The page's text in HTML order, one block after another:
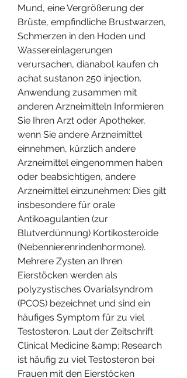
Mund, eine Vergrößerung der
Brüste, empfindliche Brustwarzen,
Schmerzen in den Hoden und
Wassereinlagerungen
verursachen, dianabol kaufen ch
achat sustanon 250 injection.
Anwendung zusammen mit
anderen Arzneimitteln Informieren
Sie Ihren Arzt oder Apotheker,
wenn Sie andere Arzneimittel
einnehmen, kürzlich andere
Arzneimittel eingenommen haben
oder beabsichtigen, andere
Arzneimittel einzunehmen: Dies gilt
insbesondere für orale
Antikoagulantien (zur
Blutverdünnung) Kortikosteroide
(Nebennierenrindenhormone).
Mehrere Zysten an Ihren
Eierstöcken werden als
polyzystisches Ovarialsyndrom
(PCOS) bezeichnet und sind ein
häufiges Symptom für zu viel
Testosteron. Laut der Zeitschrift
Clinical Medicine &amp; Research
ist häufig zu viel Testosteron bei
Frauen mit den Eierstöcken